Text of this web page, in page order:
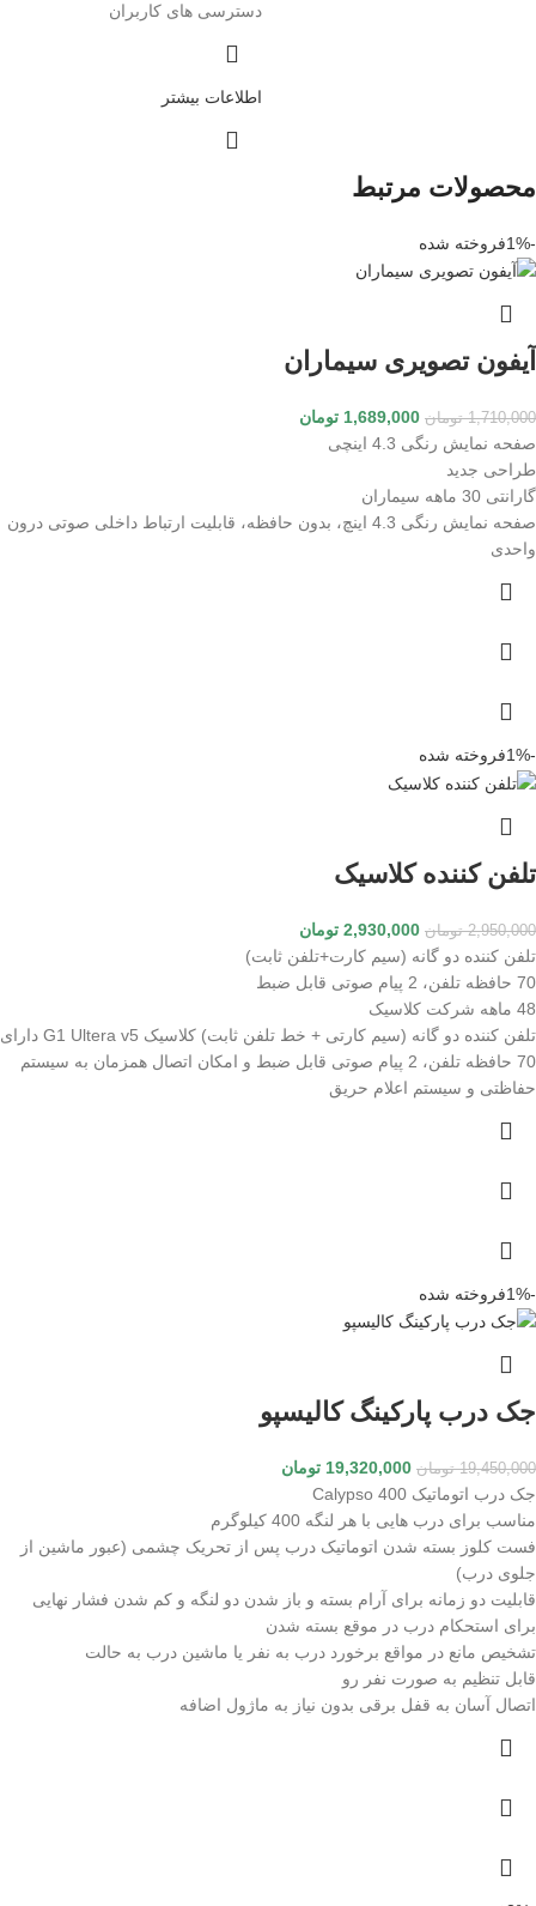
دسترسی های کاربران
اطلاعات بیشتر
محصولات مرتبط
-1% فروخته شده
آیفون تصویری سیماران
1,710,000 تومان 1,689,000 تومان
صفحه نمایش رنگی 4.3 اینچی
طراحی جدید
گارانتی 30 ماهه سیماران
صفحه نمایش رنگی 4.3 اینچ، بدون حافظه، قابلیت ارتباط داخلی صوتی درون
واحدی
-1% فروخته شده
تلفن کننده کلاسیک
2,950,000 تومان 2,930,000 تومان
تلفن کننده دو گانه (سیم کارت+تلفن ثابت)
70 حافظه تلفن، 2 پیام صوتی قابل ضبط
48 ماهه شرکت کلاسیک
تلفن کننده دو گانه (سیم کارتی + خط تلفن ثابت) کلاسیک G1 Ultera v5 دارای
70 حافظه تلفن، 2 پیام صوتی قابل ضبط و امکان اتصال همزمان به سیستم
حفاظتی و سیستم اعلام حریق
-1% فروخته شده
جک درب پارکینگ کالیسپو
19,450,000 تومان 19,320,000 تومان
جک درب اتوماتیک Calypso 400
مناسب برای درب هایی با هر لنگه 400 کیلوگرم
فست کلوز بسته شدن اتوماتیک درب پس از تحریک چشمی (عبور ماشین از
جلوی درب)
قابلیت دو زمانه برای آرام بسته و باز شدن دو لنگه و کم شدن فشار نهایی
برای استحکام درب در موقع بسته شدن
تشخیص مانع در مواقع برخورد درب به نفر یا ماشین درب به حالت
قابل تنظیم به صورت نفر رو
اتصال آسان به قفل برقی بدون نیاز به ماژول اضافه